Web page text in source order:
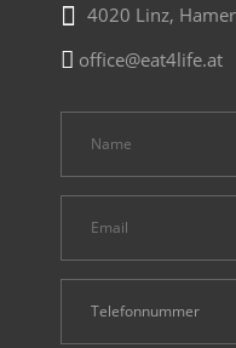
4020 Linz,
office@eat4life.at